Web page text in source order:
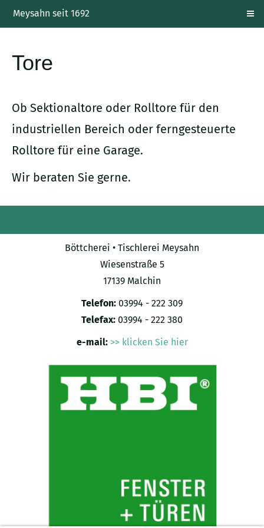
Meysahn seit 1692
Tore
Ob Sektionaltore oder Rolltore für den
industriellen Bereich oder ferngesteuerte
Rolltore für eine Garage.
Wir beraten Sie gerne.
Böttcherei • Tischlerei Meysahn
Wiesenstraße 5
17139 Malchin
Telefon: 03994 - 222 309
Telefax: 03994 - 222 380
e-mail: >> klicken Sie hier